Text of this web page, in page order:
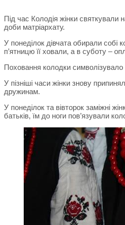
Під час Колодія жінки святкували
доби матріархату.
У понеділок дівчата обирали
п’ятницю її ховали, а в суботу –
Поховання колодки
У пізніші часи жінки знову
дружинам.
У понеділок та вівторок заміжні
батьків, їм до ноги пов’язували